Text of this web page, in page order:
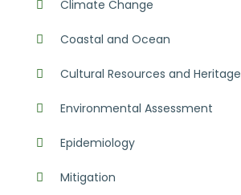
Climate Change
Coastal and Ocean
Cultural Resources and Heritage
Environmental Assessment
Epidemiology
Mitigation